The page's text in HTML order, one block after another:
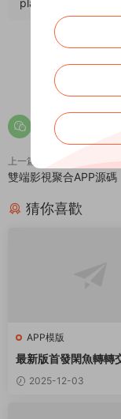
platform/
上一篇
雙端影視聚合APP源碼
猜你喜歡
APP模版
最新版首發閑魚轉轉
服台客服系統源碼
2025-12-03